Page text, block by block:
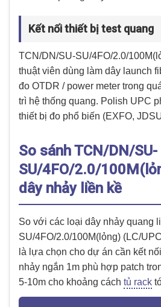
Kết nối thiết bị test quang
TCN/DN/SU-SU/4FO/2.0/
thuật viên dùng làm dây launch
đo OTDR / power meter trong
trì hệ thống quang. Polish UPC
thiết bị đo phổ biến (EXFO,
So sánh TCN/DN/SU-
SU/4FO/2.0/
dây nhảy liền kề
So với các loại dây nhảy quang
SU/4FO/2.0/100M(lỏng) (LC/
là lựa chọn cho dự án cần kết
nhảy ngắn 1m phù hợp patch
5-10m cho khoảng cách tủ rack